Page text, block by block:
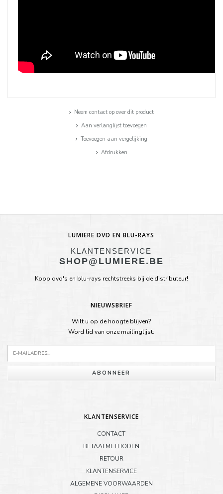
Neem contact op over dit product
Aan verlanglijst toevoegen
Toevoegen aan vergelijking
Afdrukken
LUMIÈRE DVD EN BLU-RAYS
KLANTENSERVICE
SHOP@LUMIERE.BE
Koop dvd's en blu-rays rechtstreeks bij de distributeur!
NIEUWSBRIEF
Wilt u op de hoogte blijven?
Word lid van onze mailinglijst:
ABONNEER
KLANTENSERVICE
CONTACT
BETAALMETHODEN
RETOUR
KLANTENSERVICE
ALGEMENE VOORWAARDEN